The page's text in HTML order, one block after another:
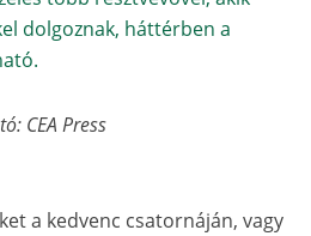
CEA Press
a kedvenc csatornáján, vagy